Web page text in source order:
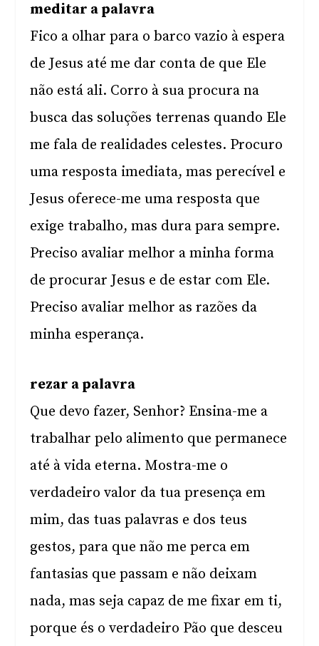
meditar a palavra
Fico a olhar para o barco vazio à espera
de Jesus até me dar conta de que Ele
não está ali. Corro à sua procura na
busca das soluções terrenas quando Ele
me fala de realidades celestes. Procuro
uma resposta imediata, mas perecível e
Jesus oferece-me uma resposta que
exige trabalho, mas dura para sempre.
Preciso avaliar melhor a minha forma
de procurar Jesus e de estar com Ele.
Preciso avaliar melhor as razões da
minha esperança.
rezar a palavra
Que devo fazer, Senhor? Ensina-me a
trabalhar pelo alimento que permanece
até à vida eterna. Mostra-me o
verdadeiro valor da tua presença em
mim, das tuas palavras e dos teus
gestos, para que não me perca em
fantasias que passam e não deixam
nada, mas seja capaz de me fixar em ti,
porque és o verdadeiro Pão que desceu